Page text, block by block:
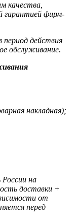
качества,
гарантией фирм-
период действия
обслуживание.
накладная);
России на
доставки +
от
перед